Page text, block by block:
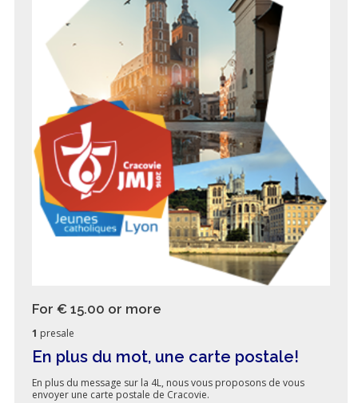
For € 15.00 or more
1 presale
En plus du mot, une carte postale!
En plus du message sur la 4L, nous vous proposons de vous
envoyer une carte postale de Cracovie.